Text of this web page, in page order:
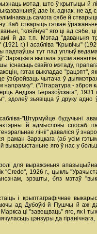
мэтад, што ў крытыцы й
дае ix, аднак, не ад
самога сябе й
Каб стварыць гэткае
"кляйнуе" яго ці ад сябе,
й да т.п. Мэтад "даваньня
г.) i асабліва "Крывічы"
падпаўшы тут пад уплыў
выпала зусім
існасьць свайго мэтаду,
гэтак выкладае "рацэпт",
чытача ў
("Літаратура - зброя
Андрэя Беразоўскага", 1931
здолеў зьявіцца ў друку
"Штурмуйце будучыні
й адмысловы спосаб
лініі" даваліся ў
раман Зарэцкага (аб усім
выкарыстаньне яго ў нас у
для выражэньня
"Credo", 1926 г., цыкль
зрэшты, бяз мэтаў
i крыптаграфічнае
ад Дубоўкі й Пушчы й аж
ці "завещваць" яго, як i
цэнзуры да